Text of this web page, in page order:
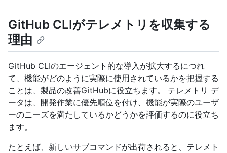
GitHub CLIがテレメトリを収集する
理由
GitHub CLIのエージェント的な導入が拡大するにつれ
て、機能がどのように実際に使用されているかを把握する
ことは、製品の改善GitHubに役立ちます。 テレメトリ デ
ータは、開発作業に優先順位を付け、機能が実際のユーザ
ーのニーズを満たしているかどうかを評価するのに役立ち
ます。
たとえば、新しいサブコマンドが出荷されると、テレメト